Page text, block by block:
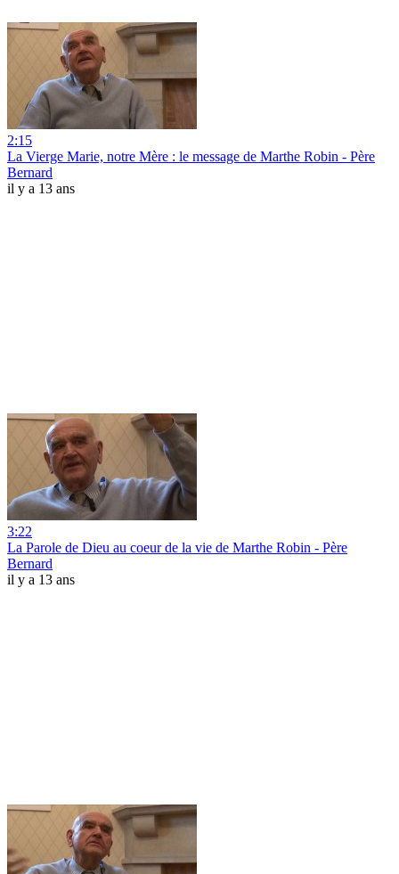
2:15
La Vierge Marie, notre Mère : le message de Marthe Robin - Père
Bernard
il y a 13 ans
3:22
La Parole de Dieu au coeur de la vie de Marthe Robin - Père
Bernard
il y a 13 ans